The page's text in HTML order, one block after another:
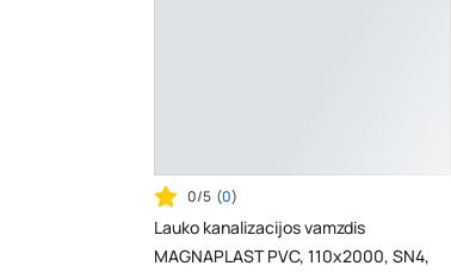
0/5 (0)
Lauko kanalizacijos vamzdis
MAGNAPLAST PVC, 110x2000, SN4,